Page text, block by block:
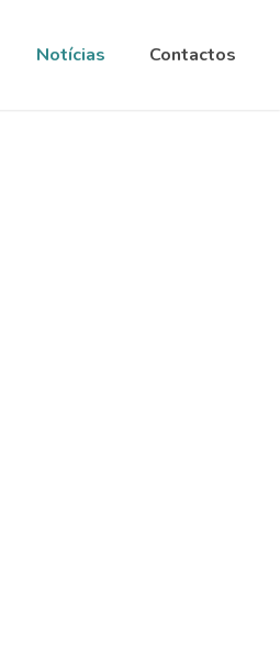
Notícias Contactos